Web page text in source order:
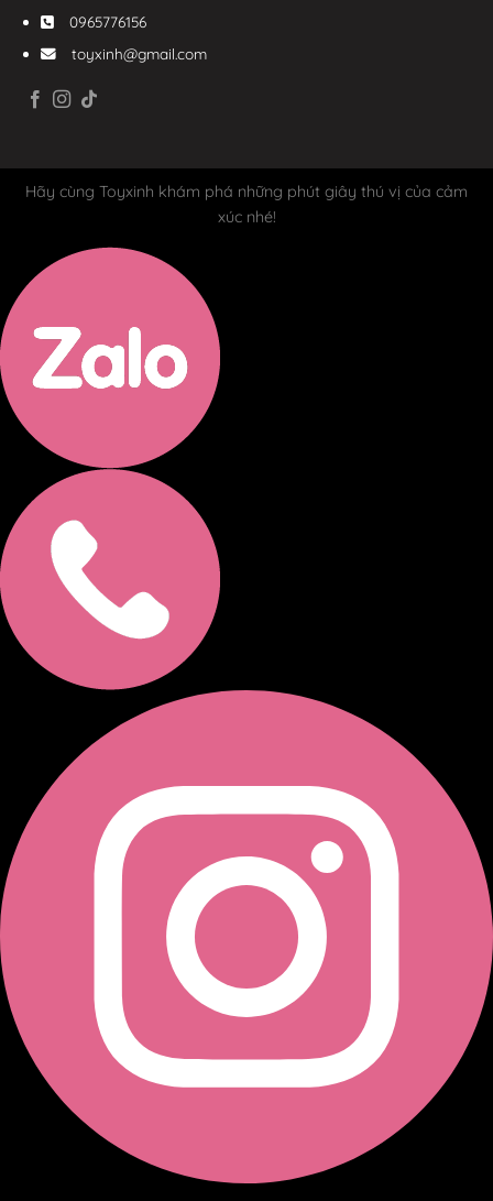
0965776156
toyxinh@gmail.com
Hãy cùng Toyxinh khám phá những phút giây thú vị của cảm
xúc nhé!